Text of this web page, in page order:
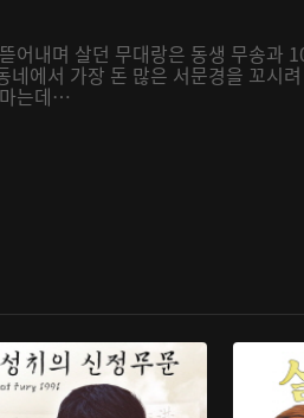
어내며 살던 무대랑은 동생 무송과
에서 가장 돈 많은 서문경을 꼬시
는데…